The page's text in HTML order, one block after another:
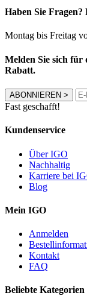
Haben Sie Fragen?
Montag bis Freitag
Melden Sie sich für
Rabatt.
ABONNIEREN >
Fast geschafft!
Kundenservice
Über IGO
Nachhaltig
Karriere bei
Blog
Mein IGO
Anmelden
Kontakt
FAQ
Beliebte Kategorien